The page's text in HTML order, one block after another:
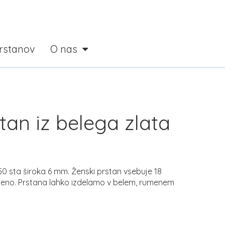
O nas
iz belega zlata
sta široka 6 mm. Ženski prstan vsebuje 18
Prstana lahko izdelamo v belem, rumenem